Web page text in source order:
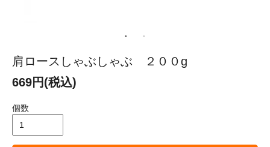
肩ロースしゃぶしゃぶ ２００g
669円(税込)
個数